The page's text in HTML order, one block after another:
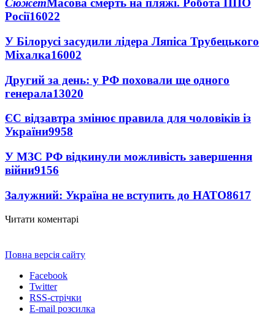
СюжетМасова смерть на пляжі. Робота ППО
Росії16022
У Білорусі засудили лідера Ляпіса Трубецького
Міхалка16002
Другий за день: у РФ поховали ще одного
генерала13020
ЄС відзавтра змінює правила для чоловіків із
України9958
У МЗС РФ відкинули можливість завершення
війни9156
Залужний: Україна не вступить до НАТО8617
Читати коментарі
Повна версія сайту
Facebook
Twitter
RSS-стрічки
E-mail розсилка